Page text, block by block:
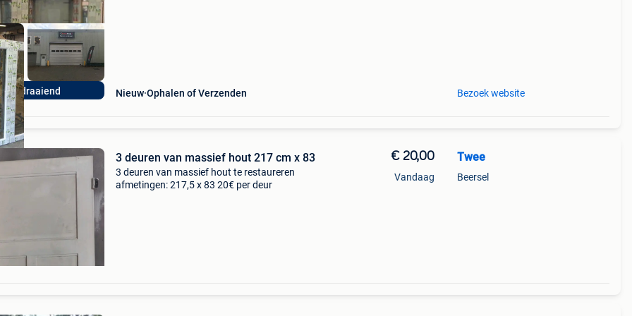
Nieuw Ophalen of Verzenden Bezoek website
3 deuren van massief hout 217 cm x 83
3 deuren van massief hout te restaureren
afmetingen: 217,5 x 83 20€ per deur
€ 20,00
Vandaag
Twee
Beersel